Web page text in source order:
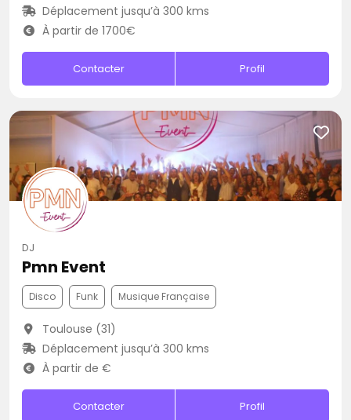
Déplacement jusqu’à 300 kms
À partir de 1700€
Contacter Profil
DJ
Pmn Event
Disco Funk Musique Française
Toulouse (31)
Déplacement jusqu’à 300 kms
À partir de €
Contacter Profil